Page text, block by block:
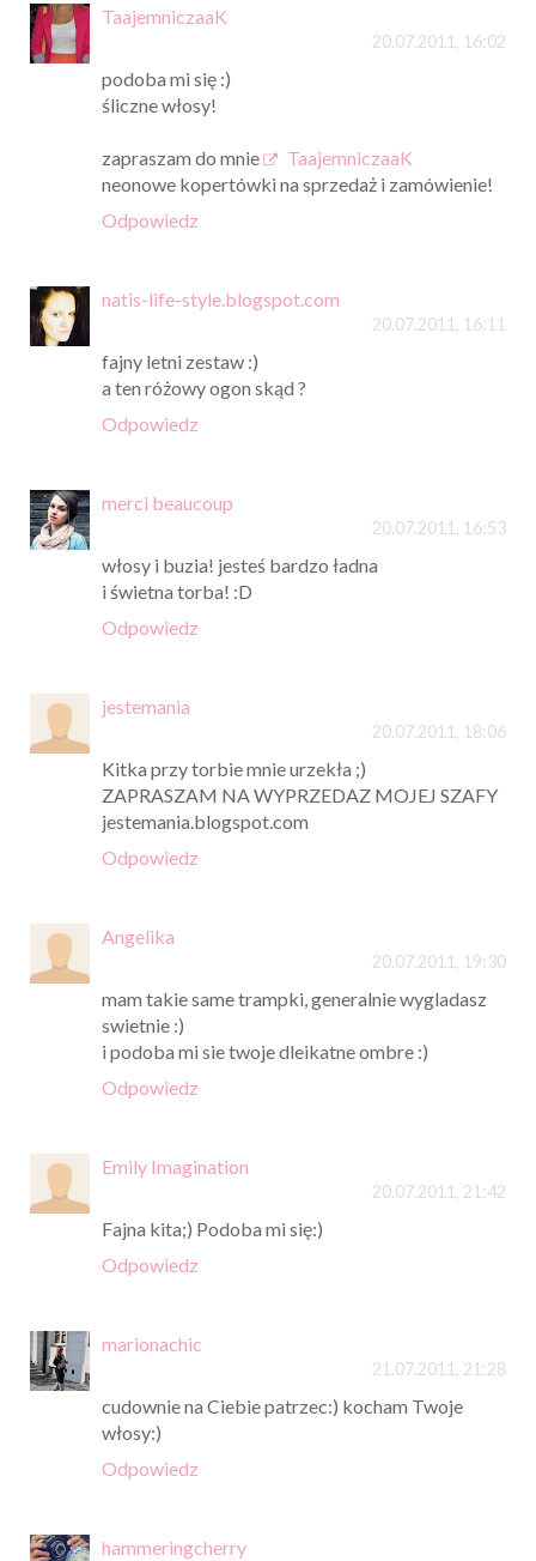
TaajemniczaaK
20.07.2011, 16:02
podoba mi się :)
śliczne włosy!
zapraszam do mnie
TaajemniczaaK
neonowe kopertówki na sprzedaż i zamówienie!
Odpowiedz
natis-life-style.blogspot.com
20.07.2011, 16:11
fajny letni zestaw :)
a ten różowy ogon skąd ?
Odpowiedz
merci beaucoup
20.07.2011, 16:53
włosy i buzia! jesteś bardzo ładna
i świetna torba! :D
Odpowiedz
jestemania
20.07.2011, 18:06
Kitka przy torbie mnie urzekła ;)
ZAPRASZAM NA WYPRZEDAZ MOJEJ SZAFY
jestemania.blogspot.com
Odpowiedz
Angelika
20.07.2011, 19:30
mam takie same trampki, generalnie wygladasz
swietnie :)
i podoba mi sie twoje dleikatne ombre :)
Odpowiedz
Emily Imagination
20.07.2011, 21:42
Fajna kita;) Podoba mi się:)
Odpowiedz
marionachic
21.07.2011, 21:28
cudownie na Ciebie patrzec:) kocham Twoje
włosy:)
Odpowiedz
hammeringcherry